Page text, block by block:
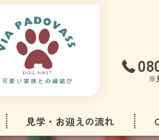
※
見学・お迎えの流れ